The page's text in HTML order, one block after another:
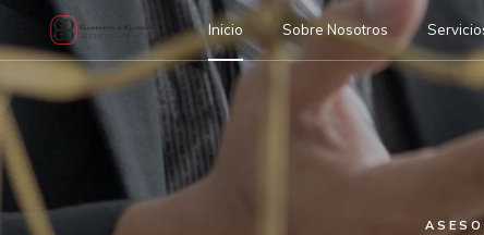
Inicio Sobre Nosotros